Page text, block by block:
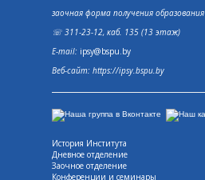
заочная форма получения образования
☏ 311-23-12, каб. 135 (13 этаж)
E-mail: ipsy@bspu.by
Веб-сайт: https://ipsy.bspu.by
История Института
Дневное отделение
Заочное отделение
Конференции и семинары